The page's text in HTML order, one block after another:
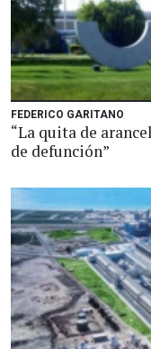
FEDERICO GARITANO
“La quita de
de defunción”